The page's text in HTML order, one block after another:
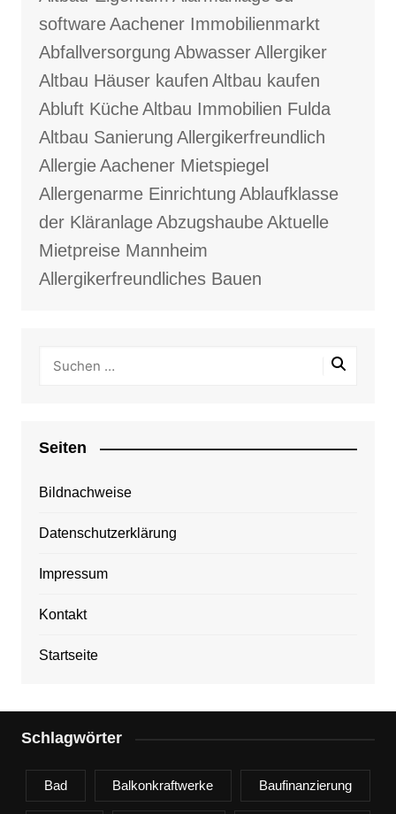
softwareAachener Immobilienmarkt
Abfallversorgung AbwasserAllergiker
Altbau Häuser kaufen Altbau kaufen
Abluft KücheAltbau Immobilien Fulda
Altbau Sanierung Allergikerfreundlich
AllergieAachener Mietspiegel
Allergenarme Einrichtung Ablaufklasse
der KläranlageAbzugshaubeAktuelle
Mietpreise Mannheim
Allergikerfreundliches Bauen
Seiten
Bildnachweise
Datenschutzerklärung
Impressum
Kontakt
Startseite
Schlagwörter
Bad Balkonkraftwerke Baufinanzierung